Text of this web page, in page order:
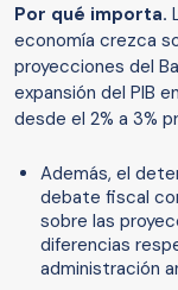
Por qué importa.
economía crezca
proyecciones del
expansión del PIB
desde el 2% a 3%
Además, el
debate fiscal
sobre las
diferencias
administración